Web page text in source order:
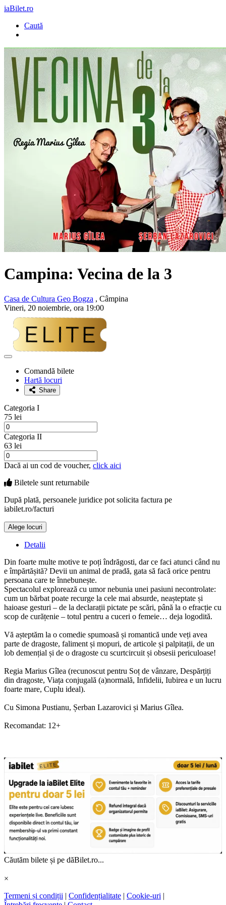
iaBilet.ro
Caută
Campina: Vecina de la 3
Casa de Cultura Geo Bogza , Câmpina
Vineri, 20 noiembrie, ora 19:00
Adaugă
favoriteComandă bilete
Hartă locuri
Share
Categoria I
75 lei
Categoria II
63 lei
Dacă ai un cod de voucher, click aici
Biletele sunt returnabile
După plată, persoanele juridice pot solicita factura pe
iabilet.ro/facturi
Alege locuri
Detalii
Din foarte multe motive te poți îndrăgosti, dar ce faci atunci când nu
e împărtășită? Devii un animal de pradă, gata să facă orice pentru
persoana care te înnebunește.
Spectacolul explorează cu umor nebunia unei pasiuni necontrolate:
cum un bărbat poate recurge la cele mai absurde, neașteptate și
haioase gesturi – de la declarații pictate pe scări, până la o efracție cu
scop de curățenie – totul pentru a cuceri o femeie… deja logodită.
Vă așteptăm la o comedie spumoasă și romantică unde veți avea
parte de dragoste, faliment și mopuri, de articole și palpitații, de un
lob demențial și de o dragoste cu scurtcircuit și obsesii periculoase!
Regia Marius Gîlea (recunoscut pentru Soț de vânzare, Despărțiți
din dragoste, Viața conjugală (a)normală, Infidelii, Iubirea e un lucru
foarte mare, Cuplu ideal).
Cu Simona Pustianu, Șerban Lazarovici și Marius Gîlea.
Recomandat: 12+
Căutăm bilete și pe dăBilet.ro...
×
Termeni și condiții | Confidențialitate | Cookie-uri |